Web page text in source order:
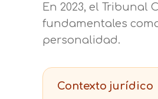
En 2023, el
fundamentales
personalidad.
Contexto jurídico